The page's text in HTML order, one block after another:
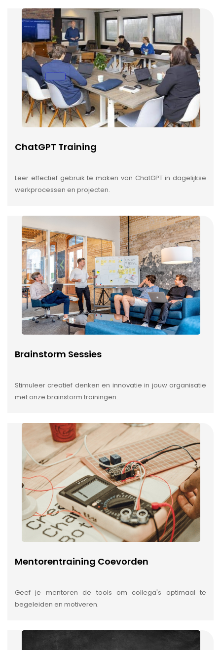
ChatGPT Training
Leer effectief gebruik te maken van ChatGPT in dagelijkse
werkprocessen en projecten.
Brainstorm Sessies
Stimuleer creatief denken en innovatie in jouw organisatie
met onze brainstorm trainingen.
Mentorentraining Coevorden
Geef je mentoren de tools om collega's optimaal te
begeleiden en motiveren.